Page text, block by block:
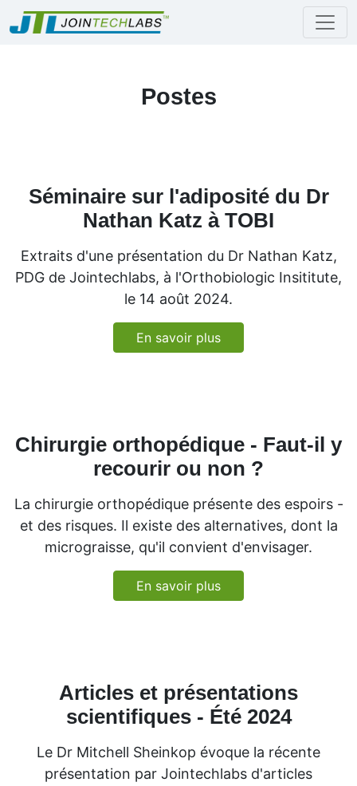
Postes
Séminaire sur l'adiposité du Dr
Nathan Katz à TOBI
Extraits d'une présentation du Dr Nathan Katz,
PDG de Jointechlabs, à l'Orthobiologic Insititute,
le 14 août 2024.
En savoir plus
Chirurgie orthopédique - Faut-il y
recourir ou non ?
La chirurgie orthopédique présente des espoirs -
et des risques. Il existe des alternatives, dont la
micrograisse, qu'il convient d'envisager.
En savoir plus
Articles et présentations
scientifiques - Été 2024
Le Dr Mitchell Sheinkop évoque la récente
présentation par Jointechlabs d'articles